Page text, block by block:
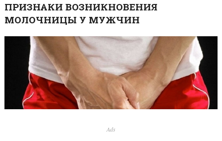
ПРИЗНАКИ ВОЗНИКНОВЕНИЯ
МОЛОЧНИЦЫ У МУЖЧИН
Ads